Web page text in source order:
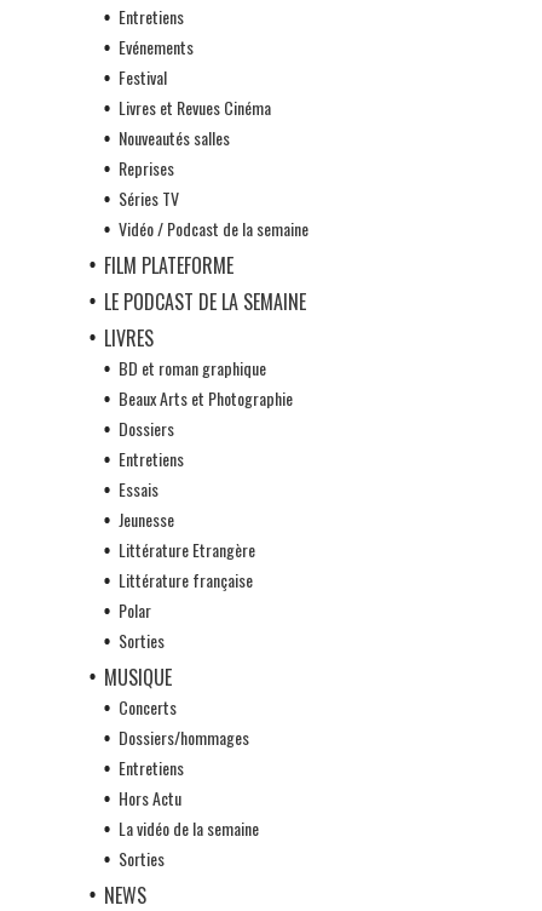
Entretiens
Evénements
Festival
Livres et Revues Cinéma
Nouveautés salles
Reprises
Séries TV
Vidéo / Podcast de la semaine
FILM PLATEFORME
LE PODCAST DE LA SEMAINE
LIVRES
BD et roman graphique
Beaux Arts et Photographie
Dossiers
Entretiens
Essais
Jeunesse
Littérature Etrangère
Littérature française
Polar
Sorties
MUSIQUE
Concerts
Dossiers/hommages
Entretiens
Hors Actu
La vidéo de la semaine
Sorties
NEWS